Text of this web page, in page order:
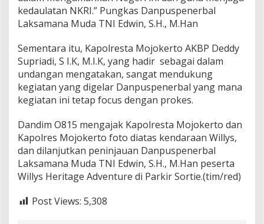
T
N
U
kedaulatan NKRI.” Pungkas Danpuspenerbal
Laksamana Muda TNI Edwin, S.H., M.Han
Sementara itu, Kapolresta Mojokerto AKBP Deddy
Supriadi, S I.K, M.I.K, yang hadir sebagai dalam
undangan mengatakan, sangat mendukung
kegiatan yang digelar Danpuspenerbal yang mana
kegiatan ini tetap focus dengan prokes.
Dandim O815 mengajak Kapolresta Mojokerto dan
Kapolres Mojokerto foto diatas kendaraan Willys,
dan dilanjutkan peninjauan Danpuspenerbal
Laksamana Muda TNI Edwin, S.H., M.Han peserta
Willys Heritage Adventure di Parkir Sortie.(tim/red)
Post Views: 5,308